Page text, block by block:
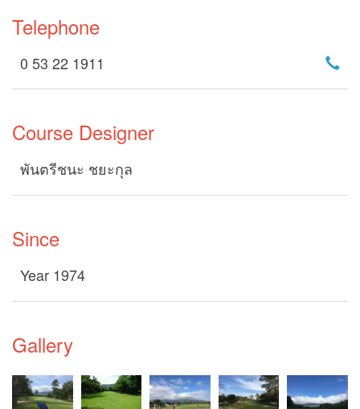
Telephone
0 53 22 1911
Course Designer
พันตรีชนะ ชยะกุล
Since
Year 1974
Gallery